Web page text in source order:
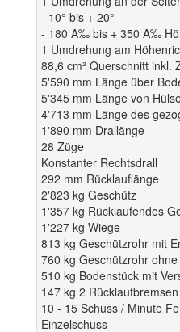
- 10° bis + 20°
- 180 A‰ bis + 350 A‰
1 Umdrehung am
88,6 cm² Querschnitt inkl.
5'590 mm Länge über
5'345 mm Länge von
4'713 mm Länge des
1'890 mm Drallänge
28 Züge
Konstanter Rechtsdrall
292 mm Rücklauflänge
2'823 kg Geschütz
1'357 kg Rücklaufendes
1'227 kg Wiege
813 kg Geschützrohr mit
760 kg Geschützrohr
510 kg Bodenstück mit
147 kg 2
10 - 15 Schuss / Minute
Einzelschuss